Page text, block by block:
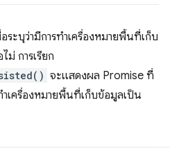
ะบุว่ามีการทําเครื่องหมายพื้นที่เก็บ
ม่ การเรียก
จะแสดงผล Promise ที่
เครื่องหมายพื้นที่เก็บข้อมูลเป็น